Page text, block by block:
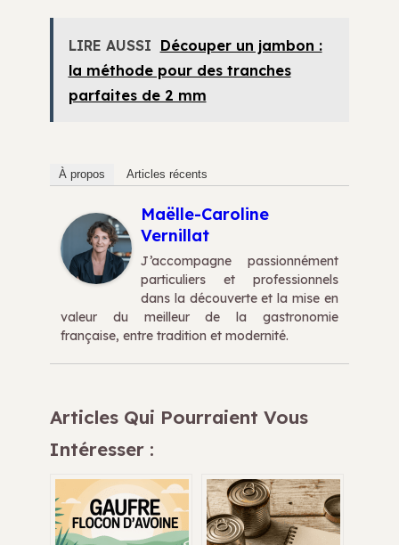
LIRE AUSSI Découper un jambon :
la méthode pour des tranches
parfaites de 2 mm
À propos Articles récents
Maëlle-Caroline
Vernillat
J’accompagne passionnément
particuliers et professionnels
dans la découverte et la mise en
valeur du meilleur de la gastronomie
française, entre tradition et modernité.
Articles Qui Pourraient Vous
Intéresser :